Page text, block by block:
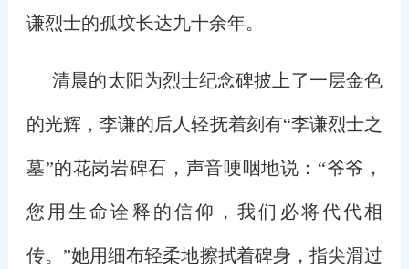
谦烈士的孤坟长达九十余年。
清晨的太阳为烈士纪念碑披上了一层金色
的光辉，李谦的后人轻抚着刻有“李谦烈士之
墓”的花岗岩碑石，声音哽咽地说：“爷爷，
您用生命诠释的信仰，我们必将代代相
传。”她用细布轻柔地擦拭着碑身，指尖滑过